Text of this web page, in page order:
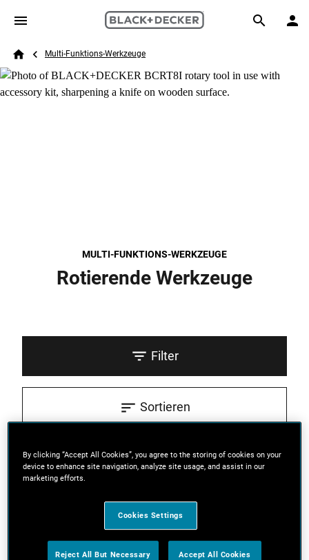
Skip to main content
Search
Breadcrumb
Multi-Funktions-Werkzeuge
MULTI-FUNKTIONS-WERKZEUGE
Rotierende Werkzeuge
Filter
3 Ergebnisse
Sortieren
By clicking “Accept All Cookies”, you agree to the storing of cookies on your
device to enhance site navigation, analyze site usage, and assist in our
marketing efforts.
Cookies Settings
Reject All But Necessary Accept All Cookies